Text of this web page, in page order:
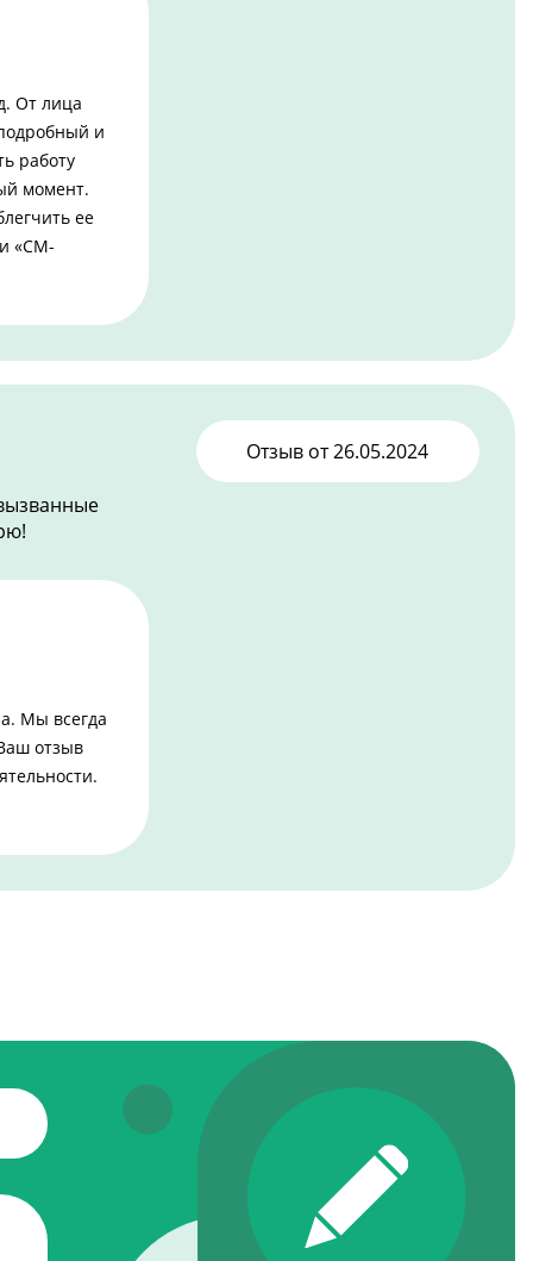
От лица
и
работу
момент.
ее
«СМ-
Отзыв от26.05.2024
Мы всегда
отзыв